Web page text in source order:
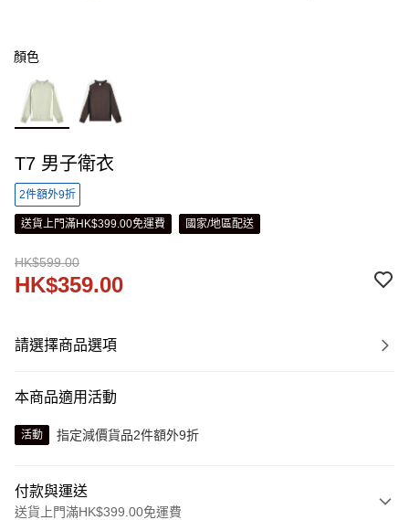
顏色
T7 男子衛衣
2件額外9折
送貨上門滿HK$399.00免運費 國家/地區配送
HK$599.00
HK$359.00
請選擇商品選項
本商品適用活動
活動 指定減價貨品2件額外9折
付款與運送
送貨上門滿HK$399.00免運費